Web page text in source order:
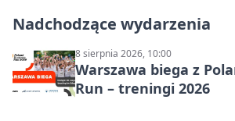
Nadchodzące wydarzenia
8 sierpnia 2026, 10:00
Warszawa biega z
Run – treningi 2026